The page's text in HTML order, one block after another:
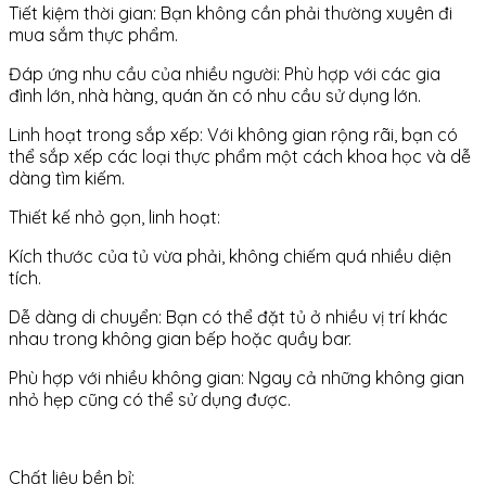
Tiết kiệm thời gian: Bạn không cần phải thường xuyên đi
mua sắm thực phẩm.
Đáp ứng nhu cầu của nhiều người: Phù hợp với các gia
đình lớn, nhà hàng, quán ăn có nhu cầu sử dụng lớn.
Linh hoạt trong sắp xếp: Với không gian rộng rãi, bạn có
thể sắp xếp các loại thực phẩm một cách khoa học và dễ
dàng tìm kiếm.
Thiết kế nhỏ gọn, linh hoạt:
Kích thước của tủ vừa phải, không chiếm quá nhiều diện
tích.
Dễ dàng di chuyển: Bạn có thể đặt tủ ở nhiều vị trí khác
nhau trong không gian bếp hoặc quầy bar.
Phù hợp với nhiều không gian: Ngay cả những không gian
nhỏ hẹp cũng có thể sử dụng được.
Chất liệu bền bỉ: